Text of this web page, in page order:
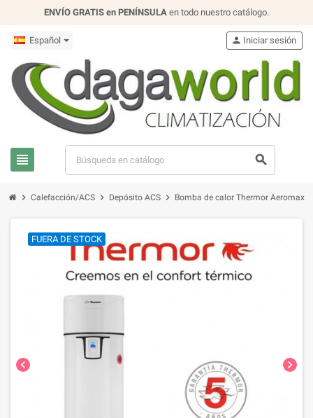
ENVÍO GRATIS en PENÍNSULA en todo nuestro catálogo.
Español
view_headline search
person Iniciar sesión
chevron_right Calefacción/ACS chevron_right Depósito ACS chevron_right Bomba de calor Thermor Aeromax
chevron_left chevron_right
FUERA DE STOCK